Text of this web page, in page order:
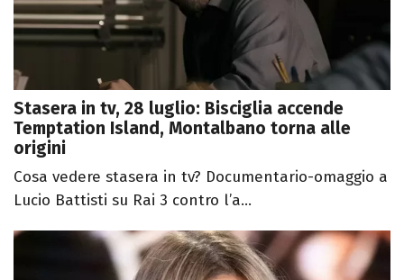
Stasera in tv, 28 luglio: Bisciglia accende
Temptation Island, Montalbano torna alle
origini
Cosa vedere stasera in tv? Documentario-omaggio a
Lucio Battisti su Rai 3 contro l’a...